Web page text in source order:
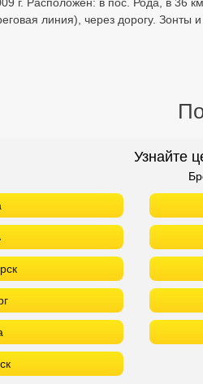
линия), через дорогу.
Узнайте